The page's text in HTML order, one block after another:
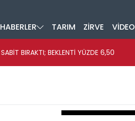
HABERLER TARIM ZİRVE VİDEO
BIRAKTI; BEKLENTİ YÜZDE 6,50